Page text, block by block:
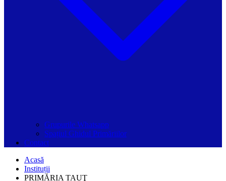
Grupurile Whatsapp
Spațiul Ghidul Primăriilor
Contact
Acasă
Instituții
PRIMĂRIA TAUŢ